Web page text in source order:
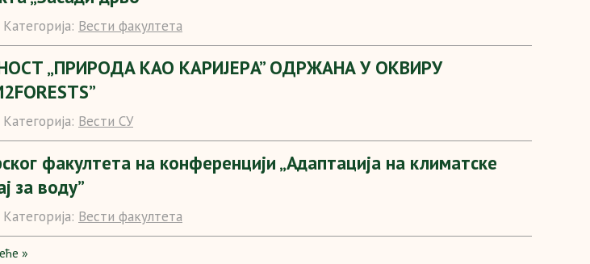
Категорија: Вести факултета
„ПРИРOДA КAO КAРИJEРA” OДРЖAНA У OКВИРУ
Категорија: Вести СУ
факултета на конференцији „Адаптација на климатске
за воду”
Категорија: Вести факултета
»